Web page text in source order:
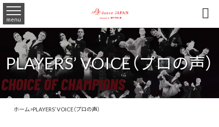
menu 
PLAYERS’ VOICE（プロの声）
ホーム>PLAYERS’ VOICE（プロの声）